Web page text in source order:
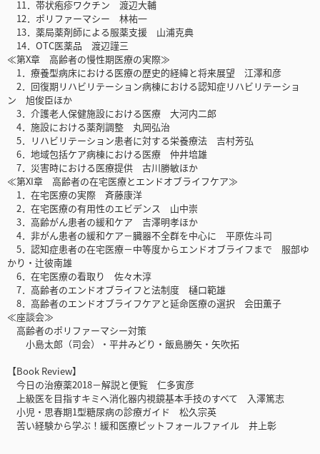
11．帯状疱疹ワクチン 渡辺大輔
12．ポリファーマシー 林祐一
13．薬局薬剤師による服薬支援 山浦克典
14．OTC医薬品 渡辺謹三
≪第X章 高齢者の慢性期医療の実際≫
1．療養型病床における医療の歴史的経緯と将来展望 江澤和彦
2．回復期リハビリテーション病棟における認知症リハビリテーショ
ン 旭俊臣ほか
3．介護老人保健施設における医療 大河内二郎
4．施設における薬剤調整 丸岡弘治
5．リハビリテーション患者に対する栄養療法 吉村芳弘
6．地域包括ケア病棟における医療 仲井培雄
7．災害時における医療提供 古川勝敏ほか
≪第XI章 高齢者の在宅医療とエンドオブライフケア≫
1．在宅医療の実際 斉藤康洋
2．在宅医療の有用性のエビデンス 山中崇
3．高齢がん患者の緩和ケア 吉澤明孝ほか
4．非がん患者の緩和ケア－臓器不全群を中心に 平原佐斗司
5．認知症患者の在宅医療－中等度からエンドオブライフまで 服部ゆ
かり・辻彼南雄
6．在宅医療の看取り 佐々木淳
7．高齢者のエンドオブライフと法制度 樋口範雄
8．高齢者のエンドオブライフケアと延命医療の選択 会田薫子
≪座談会≫
高齢者のポリファーマシー対策
小島太郎（司会）・平井みどり・飯島勝矢・矢吹拓
【Book Review】
今日の治療薬2018－解説と便覧 仁多寅彦
上級医を目指すキミへ消化器内視鏡基本手技のすべて 入澤篤志
小児・思春期1型糖尿病の診療ガイド 松久宗英
苦い経験から学ぶ！緩和医療ピットフォールファイル 井上彰